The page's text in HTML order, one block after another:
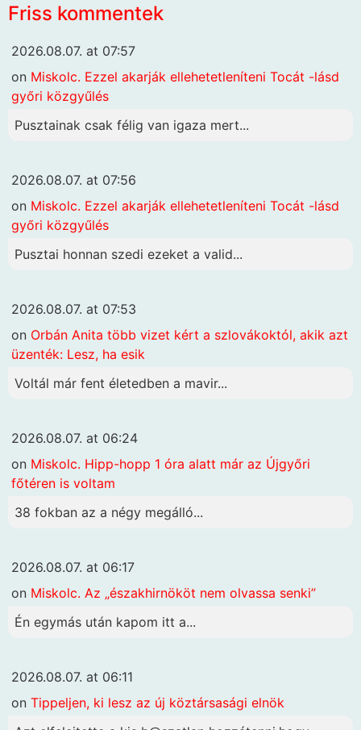
Friss kommentek
2026.08.07. at 07:57
on Miskolc. Ezzel akarják ellehetetleníteni Tocát -lásd
győri közgyűlés
Pusztainak csak félig van igaza mert...
2026.08.07. at 07:56
on Miskolc. Ezzel akarják ellehetetleníteni Tocát -lásd
győri közgyűlés
Pusztai honnan szedi ezeket a valid...
2026.08.07. at 07:53
on Orbán Anita több vizet kért a szlovákoktól, akik azt
üzenték: Lesz, ha esik
Voltál már fent életedben a mavir...
2026.08.07. at 06:24
on Miskolc. Hipp-hopp 1 óra alatt már az Újgyőri
főtéren is voltam
38 fokban az a négy megálló...
2026.08.07. at 06:17
on Miskolc. Az „északhirnököt nem olvassa senki”
Én egymás után kapom itt a...
2026.08.07. at 06:11
on Tippeljen, ki lesz az új köztársasági elnök